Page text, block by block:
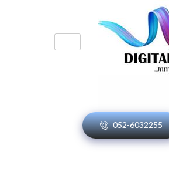
052-6032255